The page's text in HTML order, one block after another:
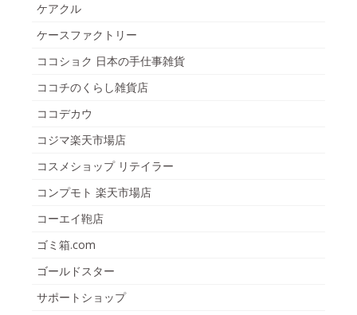
ケアクル
ケースファクトリー
ココショク 日本の手仕事雑貨
ココチのくらし雑貨店
ココデカウ
コジマ楽天市場店
コスメショップ リテイラー
コンプモト 楽天市場店
コーエイ鞄店
ゴミ箱.com
ゴールドスター
サポートショップ